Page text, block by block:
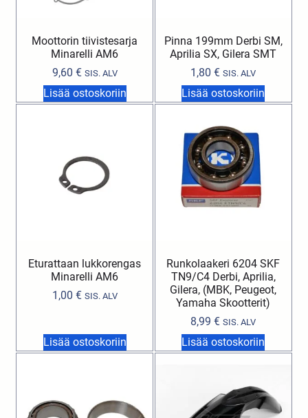
Moottorin tiivistesarja
Minarelli AM6
9,60 € SIS. ALV
Lisää ostoskoriin
Pinna 199mm Derbi SM,
Aprilia SX, Gilera SMT
1,80€ SIS. ALV
Lisää ostoskoriin
Eturattaan lukkorengas
Minarelli AM6
1,00 € SIS. ALV
Lisää ostoskoriin
Runkolaakeri 6204 SKF
TN9/C4 Derbi, Aprilia,
Gilera, (MBK, Peugeot,
Yamaha Skootterit)
8,99€ SIS. ALV
Lisää ostoskoriin